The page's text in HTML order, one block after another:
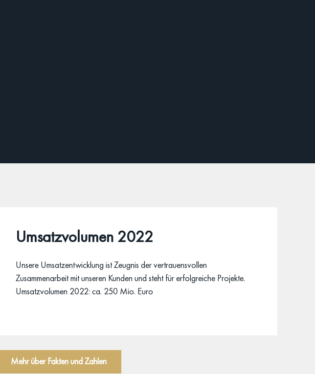
Umsatzvolumen 2022
Unsere Umsatzentwicklung ist Zeugnis der vertrauensvollen
Zusammenarbeit mit unseren Kunden und steht für erfolgreiche Projekte.
Umsatzvolumen 2022: ca. 250 Mio. Euro
Mehr über Fakten und Zahlen